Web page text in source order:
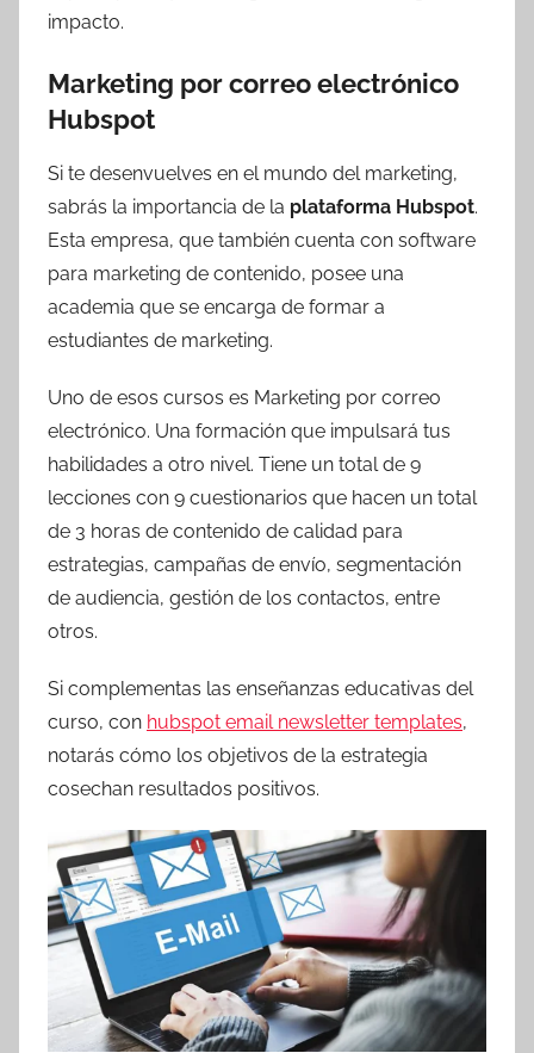
impacto.
Marketing por correo electrónico
Hubspot
Si te desenvuelves en el mundo del marketing,
sabrás la importancia de la plataforma Hubspot.
Esta empresa, que también cuenta con software
para marketing de contenido, posee una
academia que se encarga de formar a
estudiantes de marketing.
Uno de esos cursos es Marketing por correo
electrónico. Una formación que impulsará tus
habilidades a otro nivel. Tiene un total de 9
lecciones con 9 cuestionarios que hacen un total
de 3 horas de contenido de calidad para
estrategias, campañas de envío, segmentación
de audiencia, gestión de los contactos, entre
otros.
Si complementas las enseñanzas educativas del
curso, con hubspot email newsletter templates,
notarás cómo los objetivos de la estrategia
cosechan resultados positivos.